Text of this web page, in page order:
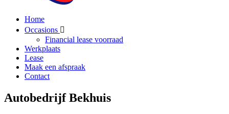
Home
Occasions
Financial lease voorraad
Werkplaats
Lease
Maak een afspraak
Contact
Autobedrijf Bekhuis